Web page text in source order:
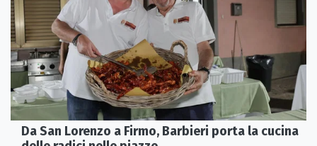
Da San Lorenzo a Firmo, Barbieri porta la cucina